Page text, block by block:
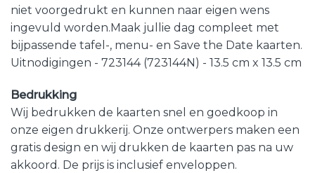
niet voorgedrukt en kunnen naar eigen wens
ingevuld worden.Maak jullie dag compleet met
bijpassende tafel-, menu- en Save the Date kaarten.
Uitnodigingen - 723144 (723144N) - 13.5 cm x 13.5 cm
Bedrukking
Wij bedrukken de kaarten snel en goedkoop in
onze eigen drukkerij. Onze ontwerpers maken een
gratis design en wij drukken de kaarten pas na uw
akkoord. De prijs is inclusief enveloppen.